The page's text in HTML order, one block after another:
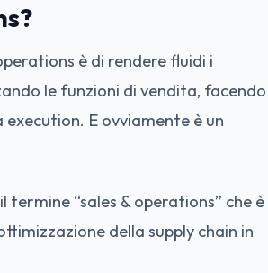
è di rendere fluidi i
le funzioni di vendita, facendo
E ovviamente è un
“sales & operations” che è
della supply chain in